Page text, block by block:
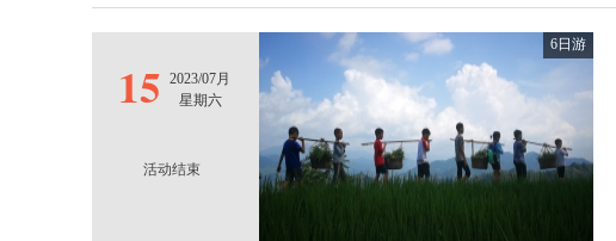
15 2023/07月
星期六
活动结束
6日游